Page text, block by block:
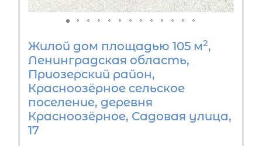
Жилой дом площадью 105 м2,
Ленинградская область,
Приозерский район,
Красноозёрное сельское
поселение, деревня
Красноозёрное, Садовая улица,
17